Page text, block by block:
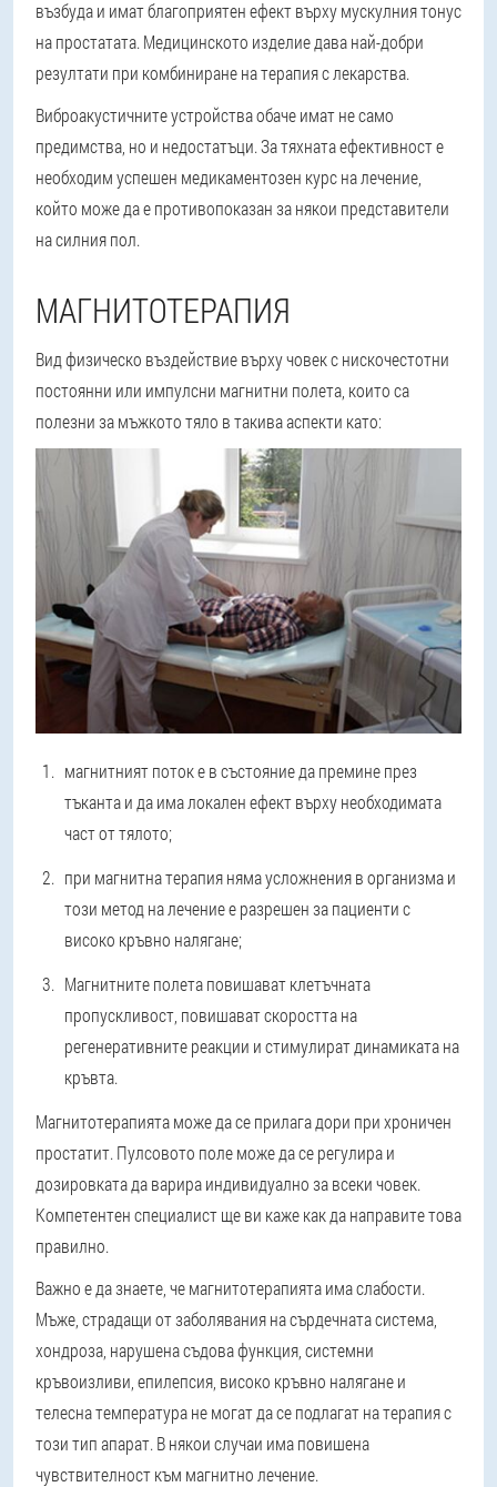
възбуда и имат благоприятен ефект върху мускулния тонус
на простатата. Медицинското изделие дава най-добри
резултати при комбиниране на терапия с лекарства.
Виброакустичните устройства обаче имат не само
предимства, но и недостатъци. За тяхната ефективност е
необходим успешен медикаментозен курс на лечение,
който може да е противопоказан за някои представители
на силния пол.
МАГНИТОТЕРАПИЯ
Вид физическо въздействие върху човек с нискочестотни
постоянни или импулсни магнитни полета, които са
полезни за мъжкото тяло в такива аспекти като:
магнитният поток е в състояние да премине през
тъканта и да има локален ефект върху необходимата
част от тялото;
при магнитна терапия няма усложнения в организма и
този метод на лечение е разрешен за пациенти с
високо кръвно налягане;
Магнитните полета повишават клетъчната
пропускливост, повишават скоростта на
регенеративните реакции и стимулират динамиката на
кръвта.
Магнитотерапията може да се прилага дори при хроничен
простатит. Пулсовото поле може да се регулира и
дозировката да варира индивидуално за всеки човек.
Компетентен специалист ще ви каже как да направите това
правилно.
Важно е да знаете, че магнитотерапията има слабости.
Мъже, страдащи от заболявания на сърдечната система,
хондроза, нарушена съдова функция, системни
кръвоизливи, епилепсия, високо кръвно налягане и
телесна температура не могат да се подлагат на терапия с
този тип апарат. В някои случаи има повишена
чувствителност към магнитно лечение.